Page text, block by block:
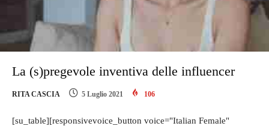
La (s)pregevole inventiva delle influencer
RITA CASCIA 5 Luglio 2021 106
[su_table][responsivevoice_button voice="Italian Female"